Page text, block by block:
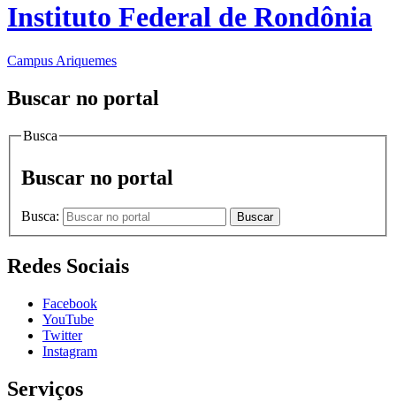
Instituto Federal de Rondônia
Campus Ariquemes
Buscar no portal
Busca
Buscar no portal
Busca: Buscar
Redes Sociais
Facebook
YouTube
Twitter
Instagram
Serviços